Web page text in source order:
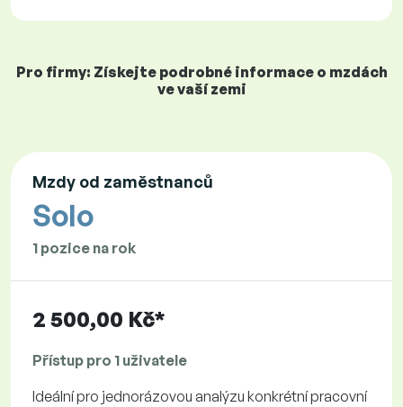
Pro firmy: Získejte podrobné informace o mzdách
ve vaší zemi
Mzdy od zaměstnanců
Solo
1 pozice na rok
2 500,00 Kč*
Přístup pro 1 uživatele
Ideální pro jednorázovou analýzu konkrétní pracovní